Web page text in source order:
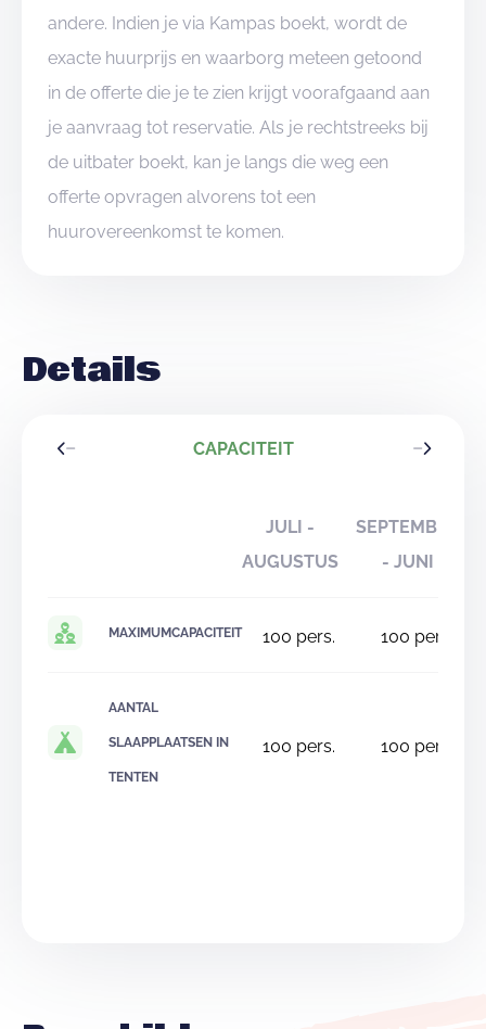
andere. Indien je via Kampas boekt, wordt de
exacte huurprijs en waarborg meteen getoond
in de offerte die je te zien krijgt voorafgaand aan
je aanvraag tot reservatie. Als je rechtstreeks bij
de uitbater boekt, kan je langs die weg een
offerte opvragen alvorens tot een
huurovereenkomst te komen.
Details
CAPACITEIT
JULI -
AUGUSTUS
SEPTEMBER
- JUNI
MAXIMUMCAPACITEIT 100 pers. 100 pers.
AANTAL
SLAAPPLAATSEN IN
TENTEN
100 pers. 100 pers.